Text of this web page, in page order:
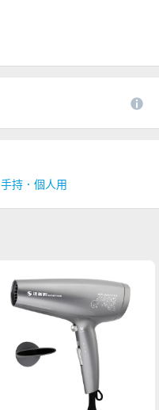
手持．個人用